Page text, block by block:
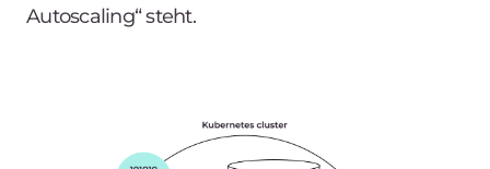
Autoscaling“ steht.